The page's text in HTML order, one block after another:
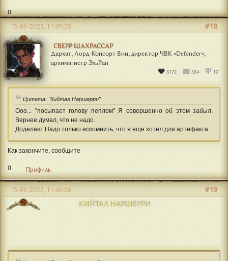
0
СВЕРР ШАХРАССАР
Дархат, Лорд-Консорт Вии, директор ЧВК «Defender»,
архимагистр ЭльРан
3172 534 10
#18
15-06-2023, 11:09:55
Цитата: "Кийтал Наршерри"
Ооо... "посыпает голову пеплом" Я совершенно об этом забыл.
Вернее думал, что не надо.
Доделаю. Надо только вспомнить, что я еще хотел для артефакта.
Как закончите, сообщите
0 Профиль
КИЙТАЛ НАРШЕРРИ
#19
15-06-2023, 11:48:26